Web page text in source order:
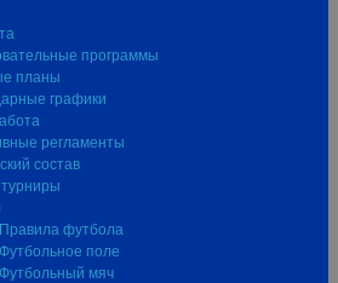
программы
планы
графики
регламенты
состав
Правила футбола
Футбольное поле
Футбольный мяч